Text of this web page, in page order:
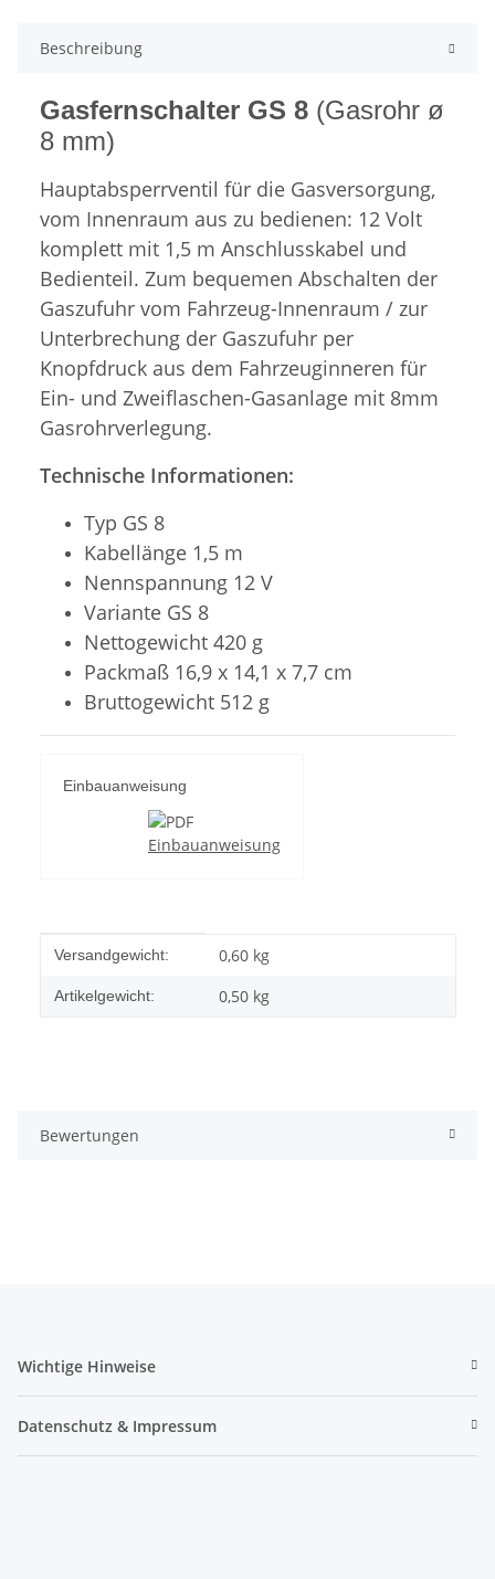
Beschreibung
Gasfernschalter GS 8 (Gasrohr ø
8 mm)
Hauptabsperrventil für die Gasversorgung,
vom Innenraum aus zu bedienen: 12 Volt
komplett mit 1,5 m Anschlusskabel und
Bedienteil. Zum bequemen Abschalten der
Gaszufuhr vom Fahrzeug-Innenraum / zur
Unterbrechung der Gaszufuhr per
Knopfdruck aus dem Fahrzeuginneren für
Ein- und Zweiflaschen-Gasanlage mit 8mm
Gasrohrverlegung.
Technische Informationen:
Typ GS 8
Kabellänge 1,5 m
Nennspannung 12 V
Variante GS 8
Nettogewicht 420 g
Packmaß 16,9 x 14,1 x 7,7 cm
Bruttogewicht 512 g
Einbauanweisung
Einbauanweisung
Produkteigenschaft
Wert
Versandgewicht: 0,60 kg
Artikelgewicht: 0,50 kg
Bewertungen
Wichtige Hinweise
Datenschutz & Impressum